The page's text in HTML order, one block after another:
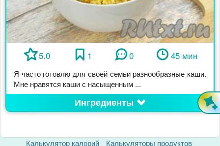
5.0 1 0 45 мин
Я часто готовлю для своей семьи разнообразные каши.
Мне нравятся каши с насыщенным ...
Ингредиенты
Калькулятор калорий Калькуляторы продуктов